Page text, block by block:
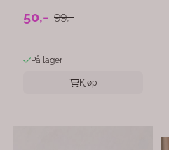
50,- 99,-
På lager
Kjøp